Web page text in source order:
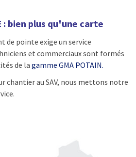
: bien plus qu'une carte
de pointe exige un service
et commerciaux sont formés
de la gamme GMA POTAIN.
chantier au SAV, nous mettons notre